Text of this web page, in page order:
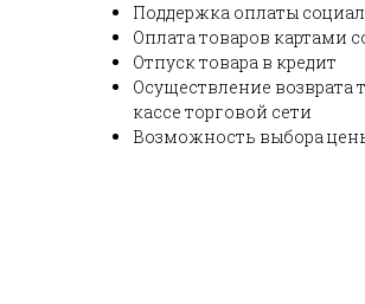
Поддержка оплаты
Оплата товаров картами
Отпуск товара в кредит
Осуществление возврата
кассе торговой сети
Возможность выбора